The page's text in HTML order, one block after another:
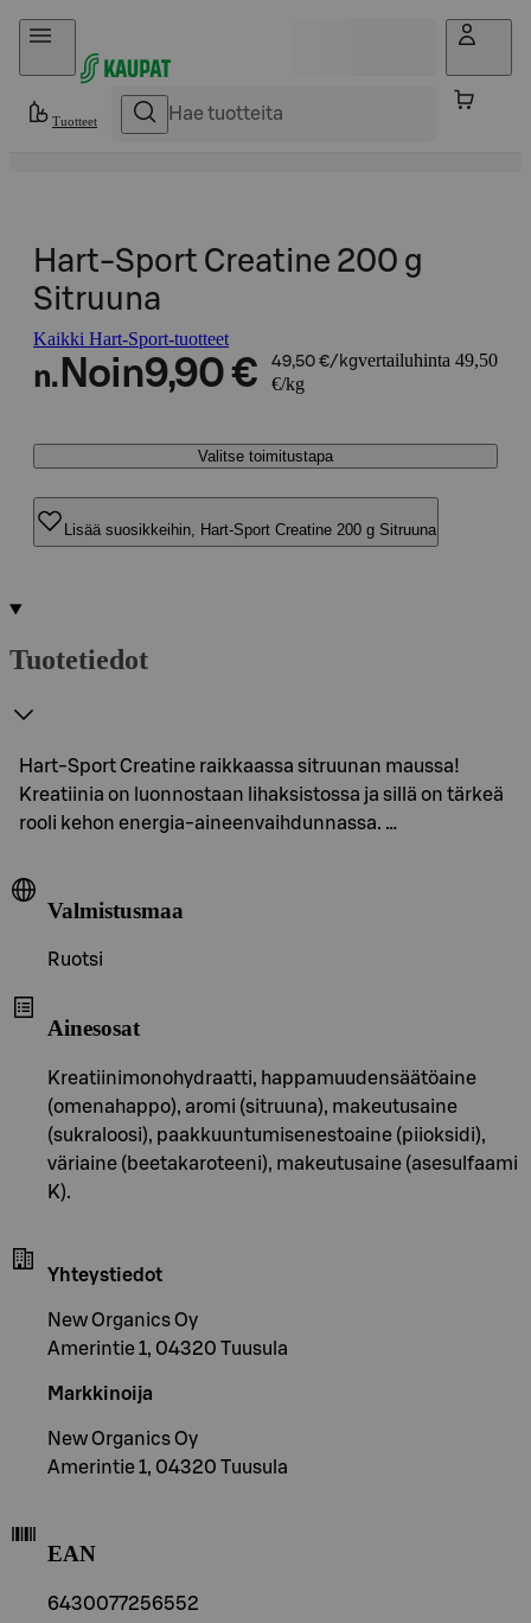
Hyppää sisältöön
Tuotteet
Hart-Sport Creatine 200 g
Sitruuna
Kaikki Hart-Sport-tuotteet
n. Noin9,90 € 49,50 €/kgvertailuhinta 49,50
€/kg
Valitse toimitustapa
Lisää suosikkeihin, Hart-Sport Creatine 200 g Sitruuna
Tuotetiedot
Hart-Sport Creatine raikkaassa sitruunan maussa!
Kreatiinia on luonnostaan lihaksistossa ja sillä on tärkeä
rooli kehon energia-aineenvaihdunnassa. …
Valmistusmaa
Ruotsi
Ainesosat
Kreatiinimonohydraatti, happamuudensäätöaine
(omenahappo), aromi (sitruuna), makeutusaine
(sukraloosi), paakkuuntumisenestoaine (piioksidi),
väriaine (beetakaroteeni), makeutusaine (asesulfaami
K).
Yhteystiedot
New Organics Oy
Amerintie 1, 04320 Tuusula
Markkinoija
New Organics Oy
Amerintie 1, 04320 Tuusula
EAN
6430077256552